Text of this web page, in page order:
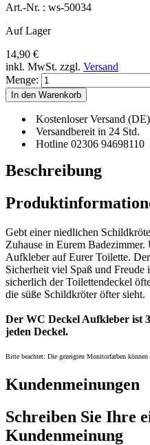
Art.-Nr. : ws-50034
Auf Lager
14,90 €
inkl. MwSt. zzgl. Versand
Menge:
In den Warenkorb
Kostenloser Versand (DE)
Versandbereit in 24 Std.
Hotline 02306 94698110
Beschreibung
Gebt einer niedlichen
Zuhause in Eurem
Aufkleber auf Eurer Toilette.
Sicherheit viel Spaß und
sicherlich der Toilettendeckel
die süße Schildkröter öfter sieht.
Der WC Deckel Aufkleber ist
jeden Deckel.
Bitte beachtet: Die gezeigten Monitorfarben können
Kundenmeinungen
Schreiben Sie Ihre
Kundenmeinung